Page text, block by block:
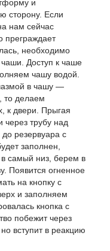
и
сторону. Если
нам сейчас
преграждает
необходимо
Доступ к чаше
чашу водой.
в чашу —
то делаем
к двери. Прыгая
через трубу над
резервуара с
заполнен,
в самый низ, берем в
Появится огненное
на кнопку с
и заполняем
кнопка с
побежит через
вступит в реакцию